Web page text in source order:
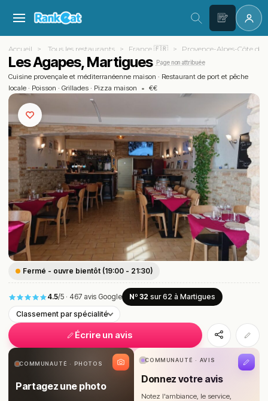
Accueil Tous les restaurants France 🇫🇷 Provence-Alpes-Côte
Les Agapes, Martigues Page non attribuée
Cuisine provençale et méditerranéenne maison · Restaurant de port et pêche
locale · Poisson · Grillades · Pizza maison • €€
Fermé - ouvre bientôt (19:00 - 21:30)
4.5/5 · 467 avis Google Nº 32 sur 62 à Martigues
Classement par spécialité
Écrire un avis
COMMUNAUTÉ · PHOTOS
Partagez une photo
COMMUNAUTÉ · AVIS
Donnez votre avis
Notez l'ambiance, le service,